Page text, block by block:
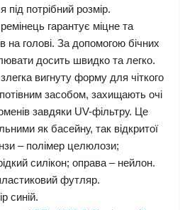
під потрібний розмір.
гарантує міцне та
на голові. За допомогою бічних
досить швидко та легко.
вигнуту форму для чіткого
засобом, захищають очі
завдяки UV-фільтру. Це
як басейну, так відкритої
– полімер целюлози;
силікон; оправа – нейлон.
футляр.
синій.